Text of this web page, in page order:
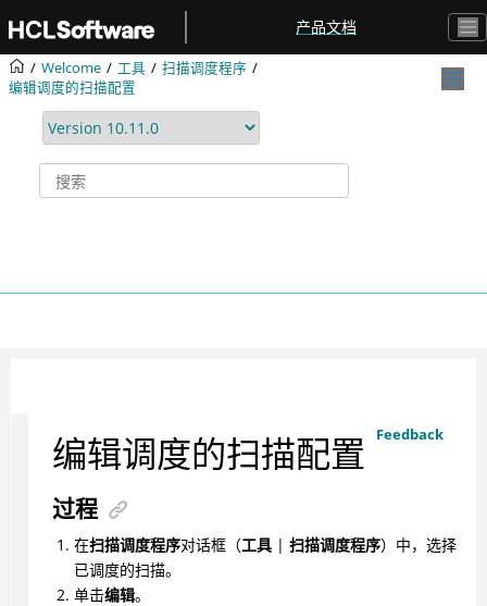
产品文档
Welcome 工具
扫描调度程序
编辑调度的扫描配置
Feedback
编辑调度的扫描配置
过程
在扫描调度程序对话框（工具| 扫描调度程序）中，选择
已调度的扫描。
单击编辑。